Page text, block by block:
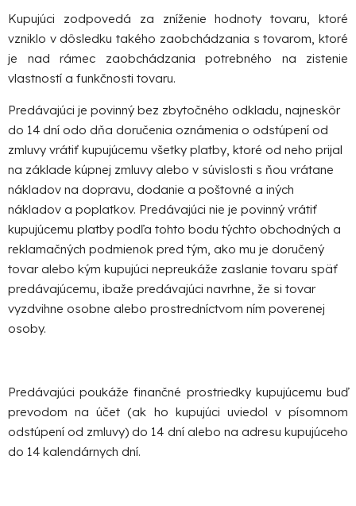
Kupujúci zodpovedá za zníženie hodnoty tovaru, ktoré
vzniklo v dôsledku takého zaobchádzania s tovarom, ktoré
je nad rámec zaobchádzania potrebného na zistenie
vlastností a funkčnosti tovaru.
Predávajúci je povinný bez zbytočného odkladu, najneskôr
do 14 dní odo dňa doručenia oznámenia o odstúpení od
zmluvy vrátiť kupujúcemu všetky platby, ktoré od neho prijal
na základe kúpnej zmluvy alebo v súvislosti s ňou vrátane
nákladov na dopravu, dodanie a poštovné a iných
nákladov a poplatkov. Predávajúci nie je povinný vrátiť
kupujúcemu platby podľa tohto bodu týchto obchodných a
reklamačných podmienok pred tým, ako mu je doručený
tovar alebo kým kupujúci nepreukáže zaslanie tovaru späť
predávajúcemu, ibaže predávajúci navrhne, že si tovar
vyzdvihne osobne alebo prostredníctvom ním poverenej
osoby.
Predávajúci poukáže finančné prostriedky kupujúcemu buď
prevodom na účet (ak ho kupujúci uviedol v písomnom
odstúpení od zmluvy) do 14 dní alebo na adresu kupujúceho
do 14 kalendárnych dní.